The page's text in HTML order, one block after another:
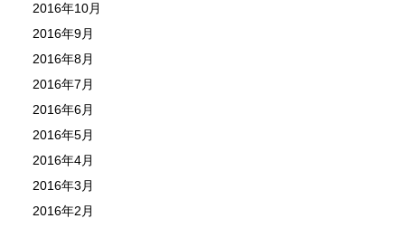
2016年10月
2016年9月
2016年8月
2016年7月
2016年6月
2016年5月
2016年4月
2016年3月
2016年2月